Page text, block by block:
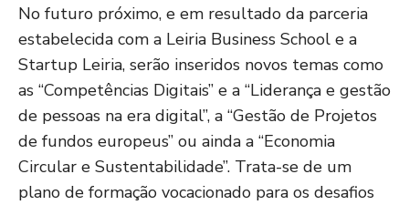
No futuro próximo, e em resultado da parceria
estabelecida com a Leiria Business School e a
Startup Leiria, serão inseridos novos temas como
as “Competências Digitais” e a “Liderança e gestão
de pessoas na era digital”, a “Gestão de Projetos
de fundos europeus” ou ainda a “Economia
Circular e Sustentabilidade”. Trata-se de um
plano de formação vocacionado para os desafios